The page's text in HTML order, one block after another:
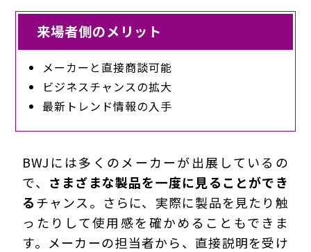
来場者側のメリット
メーカーと直接商談可能
ビジネスチャンスの拡大
最新トレンド情報の入手
BWJには多くのメーカーが出展しているの
で、 さまざまな製品を一度に見ることができ
るチャンス。さらに、 実際に製品を見たり触
ったりして使用感を確かめる こともできま
す。メーカーの担当者から、直接説明を受け